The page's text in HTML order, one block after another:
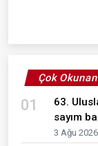
Çok
01
63.
sayım
3 Ağu